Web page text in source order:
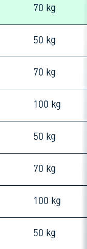
70 kg
50 kg
70 kg
100 kg
50 kg
70 kg
100 kg
50 kg